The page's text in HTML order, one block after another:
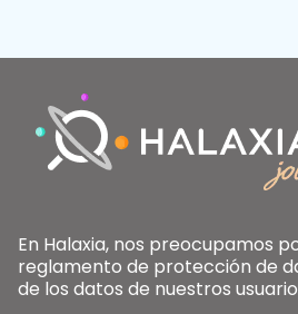
En Halaxia, nos preocupamos
reglamento de protección de
de los datos de nuestros